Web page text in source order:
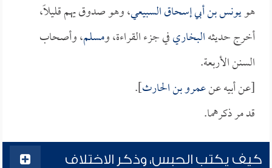
هويونس بن أبي إسحاق السبيعي، وهو صدوق يهم قليلاً،
أخرج حديثهالبخاريفي جزء القراءة، ومسلم، وأصحاب
السنن الأربعة.
[عن أبيه عنعمرو بن الحارث].
قد مر ذكرهما.
كيف يكتب الحبس، وذكر الاختلاف